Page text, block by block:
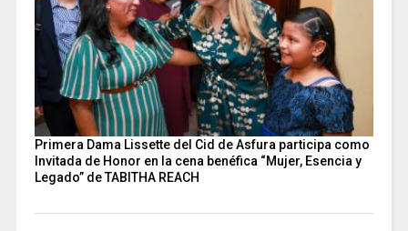
Primera Dama Lissette del Cid de Asfura participa como
Invitada de Honor en la cena benéfica “Mujer, Esencia y
Legado” de TABITHA REACH